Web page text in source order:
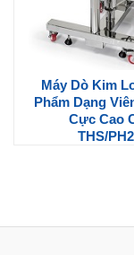
Máy Dò Kim
Phẩm Dạng
Cực Cao
THS/